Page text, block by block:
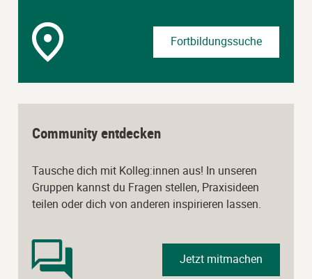
Fortbildungssuche
Community entdecken
Tausche dich mit Kolleg:innen aus! In unseren
Gruppen kannst du Fragen stellen, Praxisideen
teilen oder dich von anderen inspirieren lassen.
Jetzt mitmachen